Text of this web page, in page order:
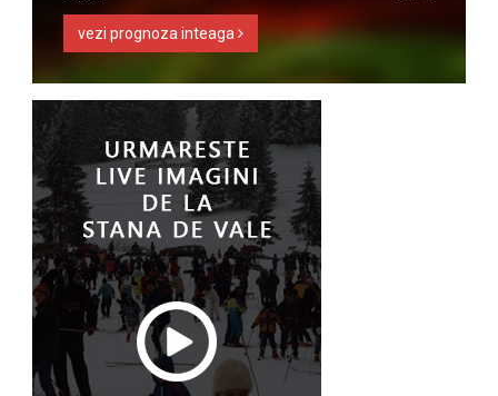
vezi prognoza inteaga